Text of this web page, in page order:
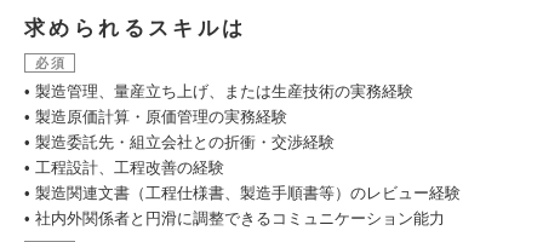
求められるスキルは
必須
• 製造管理、量産立ち上げ、または生産技術の実務経験
• 製造原価計算・原価管理の実務経験
• 製造委託先・組立会社との折衝・交渉経験
• 工程設計、工程改善の経験
• 製造関連文書（工程仕様書、製造手順書等）のレビュー経験
• 社内外関係者と円滑に調整できるコミュニケーション能力